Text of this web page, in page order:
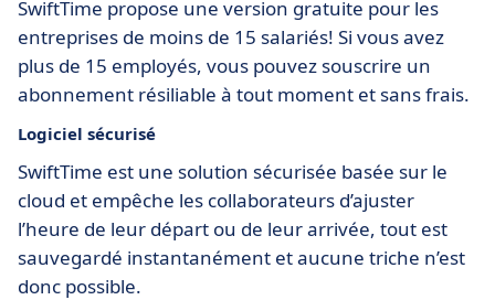
SwiftTime propose une version gratuite pour les
entreprises de moins de 15 salariés! Si vous avez
plus de 15 employés, vous pouvez souscrire un
abonnement résiliable à tout moment et sans frais.
Logiciel sécurisé
SwiftTime est une solution sécurisée basée sur le
cloud et empêche les collaborateurs d’ajuster
l’heure de leur départ ou de leur arrivée, tout est
sauvegardé instantanément et aucune triche n’est
donc possible.